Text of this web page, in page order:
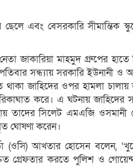
এবং বেসরকারি সীমান্তিক
নেতা জাকারিয়া মাহমুদ গ্রুপের
সন্ধ্যায় সরকারি ইউনানী ও
জাহিদের ওপর হামলা চালায়
করে। এ ঘটনায় জাহিদের
তাদের সিলেট এমএজি ওসমানী
ঘোষণা করেন।
(ওসি) আখতার হোসেন বলেন,
গ্রেফতার করতে পুলিশ ও